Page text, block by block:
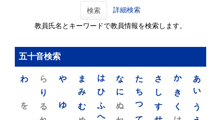
検索 詳細検索
教員氏名とキーワードで教員情報を検索します。
五十音検索
あ
い
う
え
か
き
く
け
さ
し
す
せ
た
ち
つ
て
な
に
ぬ
ね
は
ひ
ふ
へ
ま
み
む
め
や
ゆ
ら
り
る
れ
わ
を